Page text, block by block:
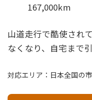
167,000km
山道走行で酷使され
なくなり、自宅まで
対応エリア：日本全国の